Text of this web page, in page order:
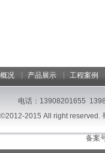
况 产品展示 工程案例
电话：13908201655
2015 All right reserved.
备案